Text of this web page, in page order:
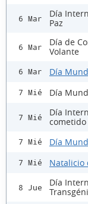
6 Mar
Día
Paz
6 Mar
Día de
Volante
6 Mar Día
7 Mié Día
7 Mié
Día
cometido
7 Mié Día
7 Mié Natalicio
8 Jue
Día